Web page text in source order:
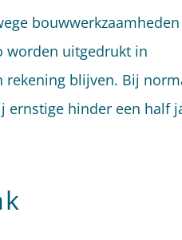
worden uitgedrukt in
rekening blijven. Bij
ernstige hinder een half